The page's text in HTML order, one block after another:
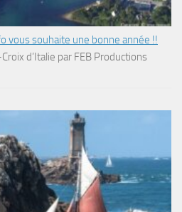
vous souhaite une bonne année !!
d’Italie par FEB Productions